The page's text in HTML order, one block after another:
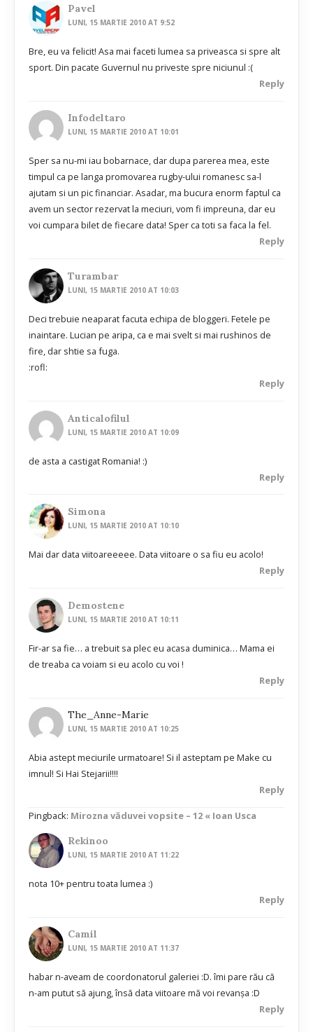
Pavel
LUNI, 15 MARTIE 2010 AT 9:52
Bre, eu va felicit! Asa mai faceti lumea sa priveasca si spre alt
sport. Din pacate Guvernul nu priveste spre niciunul :(
Reply
Infodeltaro
LUNI, 15 MARTIE 2010 AT 10:01
Sper sa nu-mi iau bobarnace, dar dupa parerea mea, este
timpul ca pe langa promovarea rugby-ului romanesc sa-l
ajutam si un pic financiar. Asadar, ma bucura enorm faptul ca
avem un sector rezervat la meciuri, vom fi impreuna, dar eu
voi cumpara bilet de fiecare data! Sper ca toti sa faca la fel.
Reply
Turambar
LUNI, 15 MARTIE 2010 AT 10:03
Deci trebuie neaparat facuta echipa de bloggeri. Fetele pe
inaintare. Lucian pe aripa, ca e mai svelt si mai rushinos de
fire, dar shtie sa fuga.
:rofl:
Reply
Anticalofilul
LUNI, 15 MARTIE 2010 AT 10:09
de asta a castigat Romania! :)
Reply
Simona
LUNI, 15 MARTIE 2010 AT 10:10
Mai dar data viitoareeeee. Data viitoare o sa fiu eu acolo!
Reply
Demostene
LUNI, 15 MARTIE 2010 AT 10:11
Fir-ar sa fie… a trebuit sa plec eu acasa duminica… Mama ei
de treaba ca voiam si eu acolo cu voi !
Reply
The_Anne-Marie
LUNI, 15 MARTIE 2010 AT 10:25
Abia astept meciurile urmatoare! Si il asteptam pe Make cu
imnul! Si Hai Stejarii!!!!
Reply
Pingback: Mirozna văduvei vopsite – 12 « Ioan Usca
Rekinoo
LUNI, 15 MARTIE 2010 AT 11:22
nota 10+ pentru toata lumea :)
Reply
Camil
LUNI, 15 MARTIE 2010 AT 11:37
habar n-aveam de coordonatorul galeriei :D. îmi pare rău că
n-am putut să ajung, însă data viitoare mă voi revanşa :D
Reply